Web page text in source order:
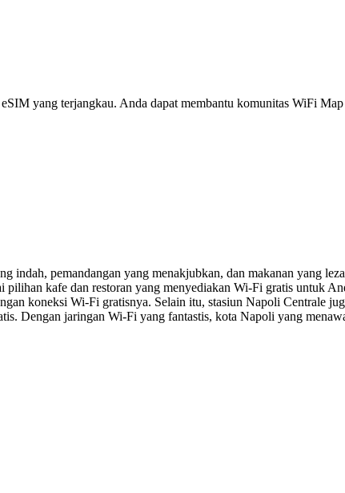
yang terjangkau. Anda dapat membantu komunitas WiFi
pemandangan yang menakjubkan, dan makanan yang
kafe dan restoran yang menyediakan Wi-Fi gratis untuk
koneksi Wi-Fi gratisnya. Selain itu, stasiun Napoli Centrale
Dengan jaringan Wi-Fi yang fantastis, kota Napoli yang